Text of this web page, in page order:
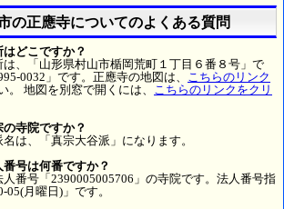
の正應寺についてのよくある質問
はどこですか？
は、「山形県村山市楯岡荒町１丁目６番８号」で
0032」です。正應寺の地図は、 こちらのリンク
。 地図を別窓で開くには、 こちらのリンクをクリ
の寺院ですか？
名は、「真宗大谷派」になります。
番号は何番ですか？
人番号「2390005005706」の寺院です。法人番号指
月曜日)」です。